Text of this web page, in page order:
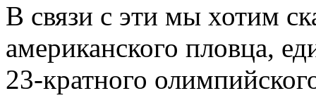
В связи с эти мы хотим
американского пловца,
23-кратного